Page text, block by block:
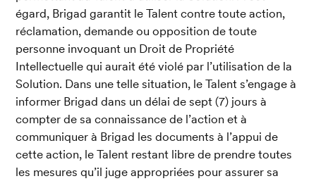
égard, Brigad garantit le Talent contre toute action,
réclamation, demande ou opposition de toute
personne invoquant un Droit de Propriété
Intellectuelle qui aurait été violé par l’utilisation de la
Solution. Dans une telle situation, le Talent s’engage à
informer Brigad dans un délai de sept (7) jours à
compter de sa connaissance de l’action et à
communiquer à Brigad les documents à l’appui de
cette action, le Talent restant libre de prendre toutes
les mesures qu’il juge appropriées pour assurer sa